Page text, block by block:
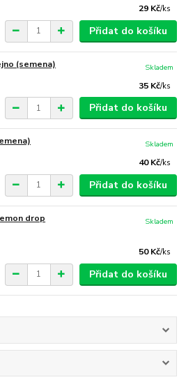
29 Kč/ks
Přidat do košíku
(semena)
35 Kč/ks
Skladem
Přidat do košíku
40 Kč/ks
Skladem
Přidat do košíku
drop
50 Kč/ks
Skladem
Přidat do košíku